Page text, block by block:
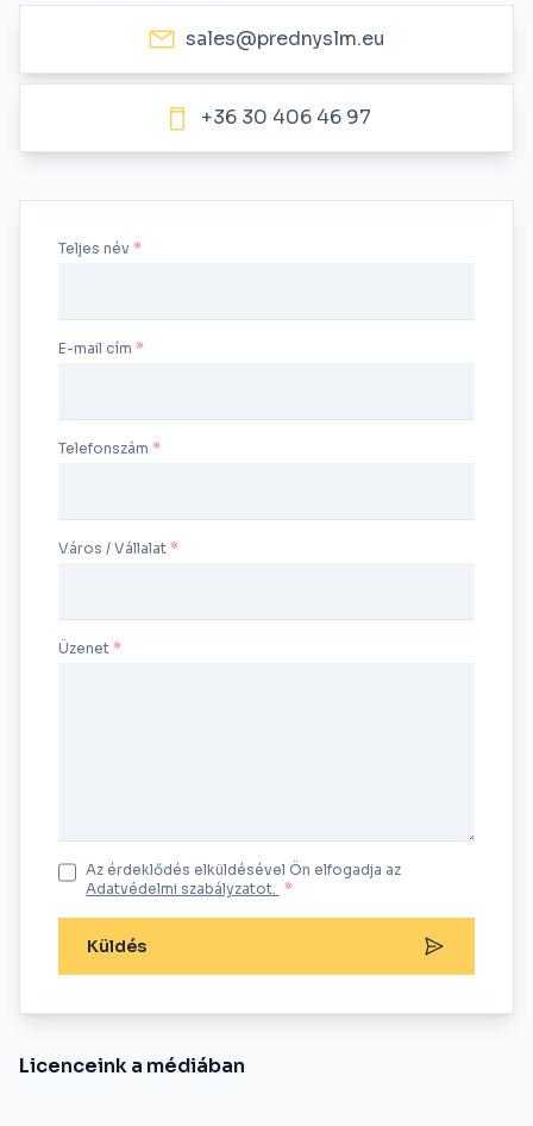
sales@prednyslm.eu
+36 30 406 46 97
Üzenet
Teljes név
E-mail cím
Telefonszám
Város / Vállalat
Az érdeklődés elküldésével Ön elfogadja az
Adatvédelmi szabályzatot. *
Küldés
Licenceink a médiában